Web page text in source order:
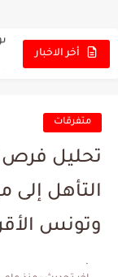
أخر الاخبار
متفرقات
تحليل فرص
وتونس
.